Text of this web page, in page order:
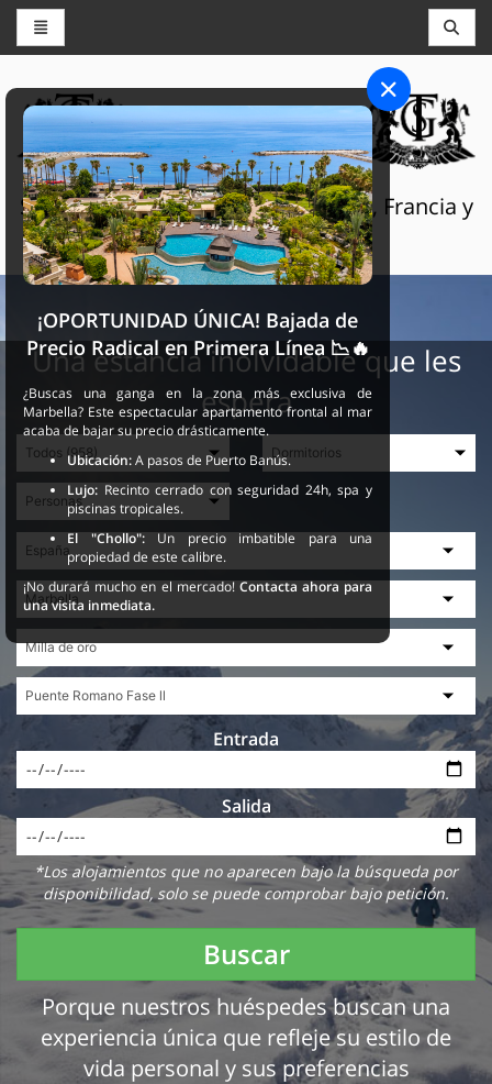
THE GRAND SELECTION
Servicios turísticos de lujo en Suiza, Francia y
España
Una estancia inolvidable que les
espera
Entrada
Salida
*Los alojamientos que no aparecen bajo la búsqueda por
disponibilidad, solo se puede comprobar bajo petición.
Buscar
Porque nuestros huéspedes buscan una
experiencia única que refleje su estilo de
vida personal y sus preferencias
¡OPORTUNIDAD ÚNICA! Bajada de
Precio Radical en Primera Línea 📉🔥
¿Buscas una ganga en la zona más exclusiva de
Marbella? Este espectacular apartamento frontal al mar
acaba de bajar su precio drásticamente.
Ubicación:A pasos de Puerto Banús.
Lujo: Recinto cerrado con seguridad 24h, spa y
piscinas tropicales.
El "Chollo":Un precio imbatible para una
propiedad de este calibre.
¡No durará mucho en el mercado!Contacta ahora para
una visita inmediata.